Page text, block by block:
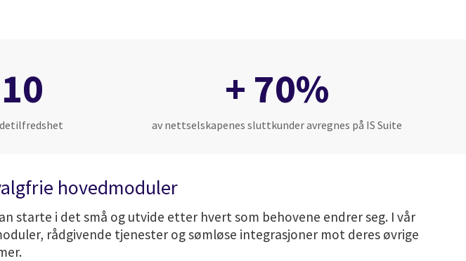
+ 70%
av nettselskapenes sluttkunder avregnes på IS Suite
hovedmoduler
starte i det små og utvide etter hvert som behovene endrer seg. I vår
rådgivende tjenester og sømløse integrasjoner mot deres øvrige